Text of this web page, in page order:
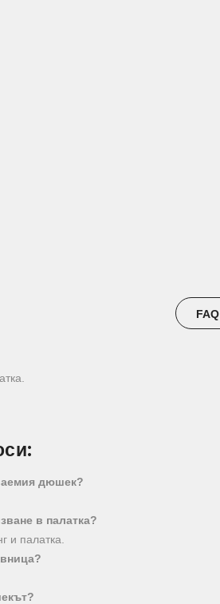
FAQ
дюшек?
в палатка?
и палатка.